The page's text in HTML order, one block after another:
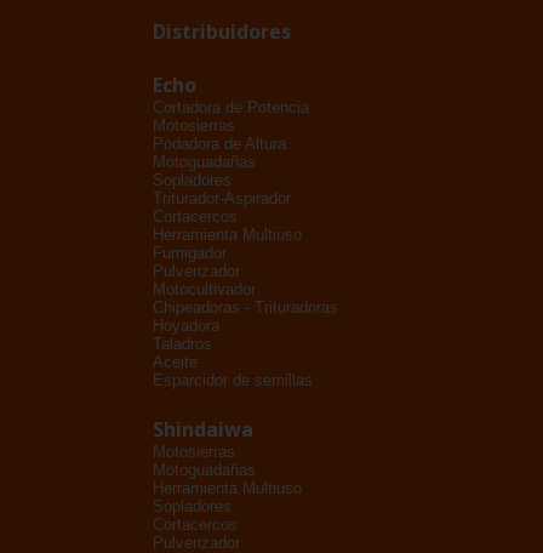
Distribuidores
Echo
Cortadora de Potencia
Motosierras
Podadora de Altura
Motoguadañas
Sopladores
Triturador-Aspirador
Cortacercos
Herramienta Multiuso
Fumigador
Pulverizador
Motocultivador
Chipeadoras - Trituradoras
Hoyadora
Taladros
Aceite
Esparcidor de semillas
Shindaiwa
Motosierras
Motoguadañas
Herramienta Multiuso
Sopladores
Cortacercos
Pulverizador